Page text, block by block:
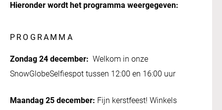
Hieronder wordt het programma weergegeven:
PROGRAMMA
Zondag 24 december: Welkom in onze
SnowGlobeSelfiespot tussen 12:00 en 16:00 uur
Maandag 25 december: Fijn kerstfeest! Winkels